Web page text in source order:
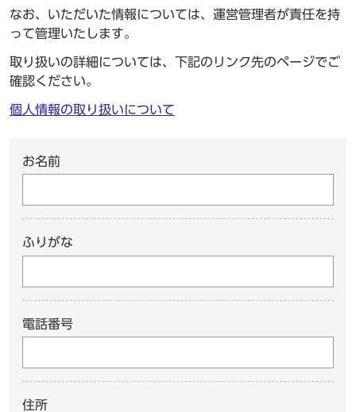
なお、いただいた情報については、運営管理者が責任を持
って管理いたします。
取り扱いの詳細については、下記のリンク先のページでご
確認ください。
個人情報の取り扱いについて
お名前
ふりがな
電話番号
住所